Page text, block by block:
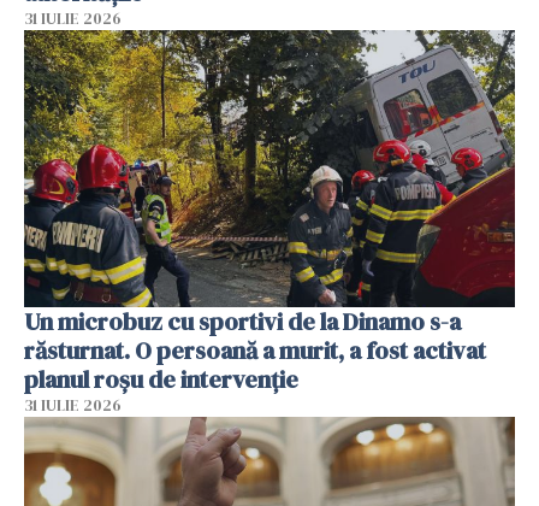
31 IULIE 2026
Un microbuz cu sportivi de la Dinamo s-a
răsturnat. O persoană a murit, a fost activat
planul roșu de intervenție
31 IULIE 2026